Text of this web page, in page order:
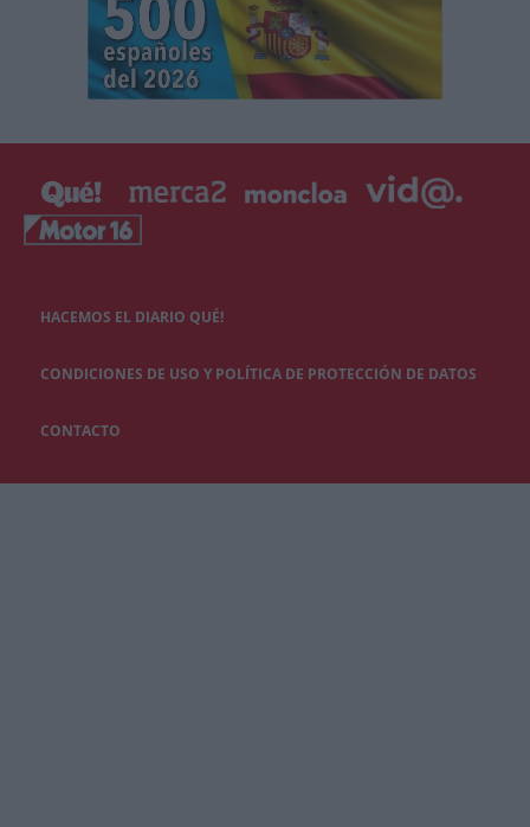
HACEMOS EL DIARIO QUÉ!
CONDICIONES DE USO Y POLÍTICA DE PROTECCIÓN DE DATOS
CONTACTO